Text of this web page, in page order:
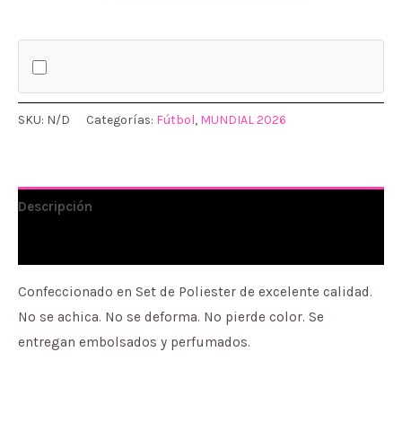
SHORT
ARQUERO
ARGENTINA
2026
SKU: N/D Categorías: Fútbol, MUNDIAL 2026
Descripción
Confeccionado en Set de Poliester de excelente calidad.
No se achica. No se deforma. No pierde color. Se
entregan embolsados y perfumados.